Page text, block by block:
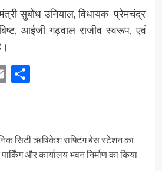
सुबोध उनियाल, विधायक प्रेमचंद्र
आईजी गढ़वाल राजीव स्वरूप, एवं
EmailShare
सिटी ऋषिकेश राफ्टिंग बेस स्टेशन का
और कार्यालय भवन निर्माण का किया